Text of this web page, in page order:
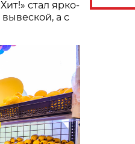
стал ярко-
а с